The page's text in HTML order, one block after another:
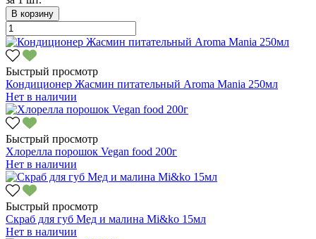
В корзину
Быстрый просмотр
Кондиционер Жасмин питательный Aroma Mania 250мл
Нет в наличии
Быстрый просмотр
Хлорелла порошок Vegan food 200г
Нет в наличии
Быстрый просмотр
Скраб для губ Мед и малина Mi&ko 15мл
Нет в наличии